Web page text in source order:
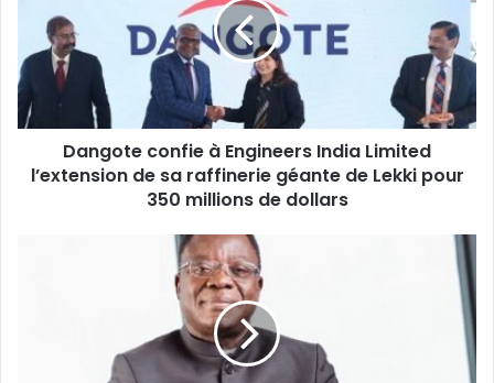
India
Limited
l’extension
de
sa
raffinerie
géante
Dangote confie à Engineers India Limited
l’extension de sa raffinerie géante de Lekki pour
350 millions de dollars